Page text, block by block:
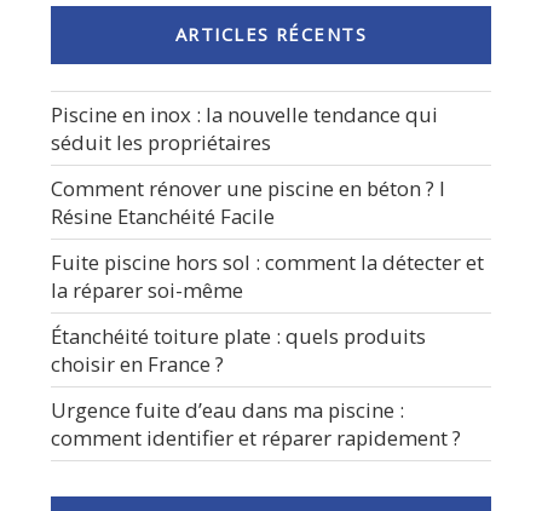
ARTICLES RÉCENTS
Piscine en inox : la nouvelle tendance qui
séduit les propriétaires
Comment rénover une piscine en béton ? I
Résine Etanchéité Facile
Fuite piscine hors sol : comment la détecter et
la réparer soi-même
Étanchéité toiture plate : quels produits
choisir en France ?
Urgence fuite d’eau dans ma piscine :
comment identifier et réparer rapidement ?